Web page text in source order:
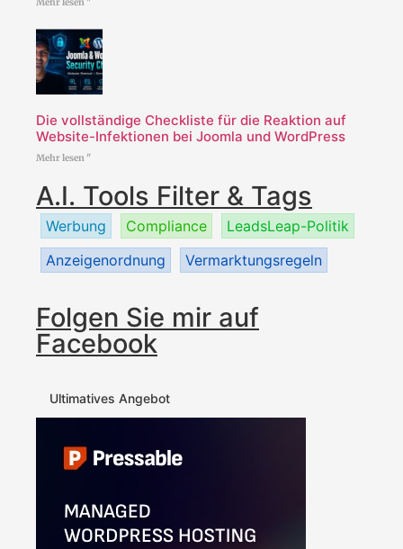
Die vollständige Checkliste für die Reaktion auf
Website-Infektionen bei Joomla und WordPress
Mehr lesen "
A.I. Tools Filter & Tags
Werbung Compliance
LeadsLeap-Politik
Anzeigenordnung
Vermarktungsregeln
Folgen Sie mir auf
Facebook
Ultimatives Angebot